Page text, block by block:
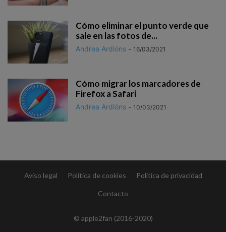
Cómo eliminar el punto verde que
sale en las fotos de...
Andrea Ardións - 16/03/2021
Cómo migrar los marcadores de
Firefox a Safari
Andrea Ardións - 10/03/2021
Aviso legal Política de cookies Política de privacidad
Contacto
© apple2fan (2016-2020)